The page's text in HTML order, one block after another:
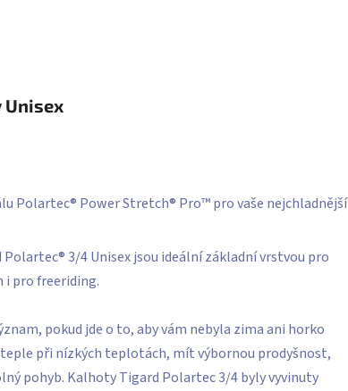
Unisex
Polartec® Power Stretch® Pro™ pro vaše nejchladnější
3/4 Unisex jsou ideální základní vrstvou pro
i pro freeriding.
pokud jde o to, aby vám nebyla zima ani horko
teple při nízkých teplotách, mít výbornou prodyšnost,
pohyb. Kalhoty Tigard Polartec 3/4 byly vyvinuty